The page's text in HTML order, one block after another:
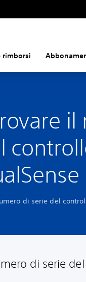
rimborsi
il
di serie del
di serie